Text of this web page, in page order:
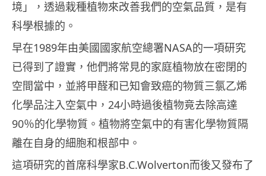
境」，透過栽種植物來改善我們的空氣品質，是有
科學根據的。
早在1989年由美國國家航空總署NASA的一項研究
已得到了證實，他們將常見的家庭植物放在密閉的
空間當中，並將甲醛和已知會致癌的物質三氯乙烯
化學品注入空氣中，24小時過後植物竟去除高達
90％的化學物質。植物將空氣中的有害化學物質隔
離在自身的細胞和根部中。
這項研究的首席科學家B.C.Wolverton而後又發布了